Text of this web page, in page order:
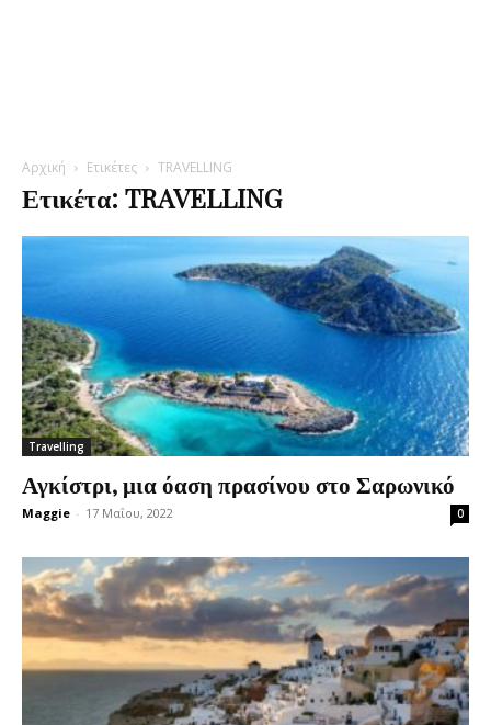
Αρχική Ετικέτες TRAVELLING
Ετικέτα: TRAVELLING
Travelling
Αγκίστρι, μια όαση πρασίνου στο Σαρωνικό
Maggie - 17 Μαΐου, 2022 0